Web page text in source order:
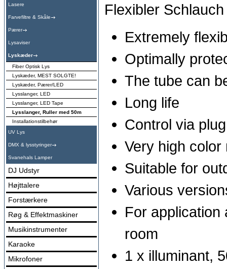
Lasere
Farvefiltre & Skåle
Pærer
Lysaviser
Lyskæder
Fiber Optisk Lys
Lyskæder, MEST SOLGTE!
Lyskæder, Pærer/LED
Lysslanger, LED
Lysslanger, LED Tape
Lysslanger, Ruller med 50m
Installationstilbehør
UV Lys
DMX & lysstyringer
Svanehals Lamper
DJ Udstyr
Højttalere
Forstærkere
Røg & Effektmaskiner
Musikinstrumenter
Karaoke
Mikrofoner
Flexibler
Extremely
Optimally
The tube can
Long life
Control via
Very high
Suitable for
Various
For application
room
1 x illuminant,